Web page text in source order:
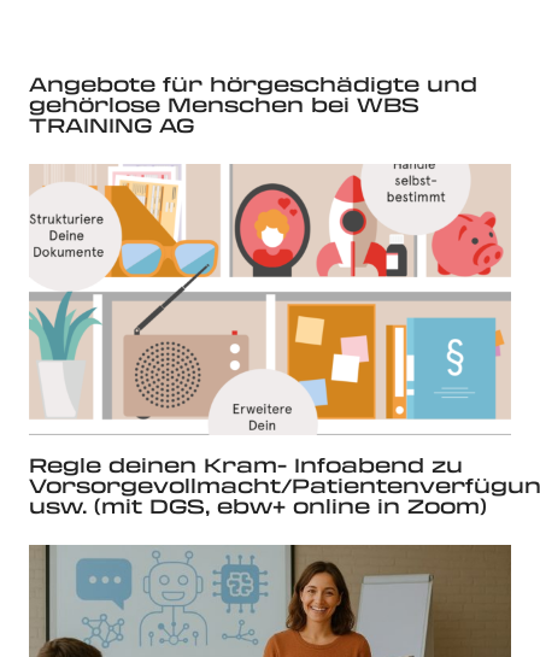
Angebote für hörgeschädigte und
gehörlose Menschen bei WBS
TRAINING AG
Regle deinen Kram- Infoabend zu
Vorsorgevollmacht/
usw. (mit DGS, ebw+ online in Zoom)